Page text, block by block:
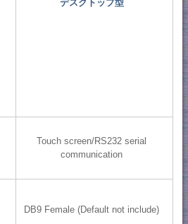
デスクトップ型
Touch screen/RS232 serial
communication
DB9 Female (Default not include)